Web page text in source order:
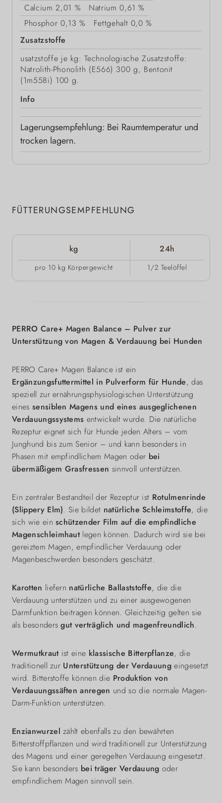
Calcium 2,01 % Natrium 0,61 %
Phosphor 0,13 % Fettgehalt 0,0 %
Zusatzstoffe
usatzstoffe je kg: Technologische Zusatzstoffe:
Natrolith-Phonolith (E566) 300 g, Bentonit
(1m558i) 100 g.
Info
Lagerungsempfehlung: Bei Raumtemperatur und
trocken lagern.
FÜTTERUNGSEMPFEHLUNG
kg 24h
pro 10 kg Körpergewicht 1/2 Teelöffel
PERRO Care+ Magen Balance – Pulver zur
Unterstützung von Magen & Verdauung bei Hunden
PERRO Care+ Magen Balance ist ein
Ergänzungsfuttermittel in Pulverform für Hunde, das
speziell zur ernährungsphysiologischen Unterstützung
eines sensiblen Magens und eines ausgeglichenen
Verdauungssystems entwickelt wurde. Die natürliche
Rezeptur eignet sich für Hunde jeden Alters – vom
Junghund bis zum Senior – und kann besonders in
Phasen mit empfindlichem Magen oder bei
übermäßigem Grasfressen sinnvoll unterstützen.
Ein zentraler Bestandteil der Rezeptur ist Rotulmenrinde
(Slippery Elm). Sie bildet natürliche Schleimstoffe, die
sich wie einschützender Film auf die empfindliche
Magenschleimhautlegen können. Dadurch wird sie bei
gereiztem Magen, empfindlicher Verdauung oder
Magenbeschwerden besonders geschätzt.
Karotten liefern natürliche Ballaststoffe, die die
Verdauung unterstützen und zu einer ausgewogenen
Darmfunktion beitragen können. Gleichzeitig gelten sie
als besondersgut verträglich und magenfreundlich.
Wermutkrautist eine klassische Bitterpflanze, die
traditionell zur Unterstützung der Verdauung eingesetzt
wird. Bitterstoffe können die Produktion von
Verdauungssäften anregen und so die normale Magen-
Darm-Funktion unterstützen.
Enzianwurzelzählt ebenfalls zu den bewährten
Bitterstoffpflanzen und wird traditionell zur Unterstützung
des Magens und einer geregelten Verdauung eingesetzt.
Sie kann besonders bei träger Verdauung oder
empfindlichem Magen sinnvoll sein.